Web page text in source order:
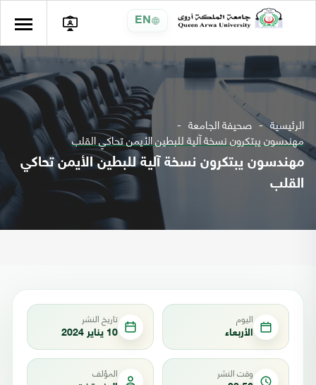
EN
الرئيسية صحيفة الجامعة
مهندسون يبتكرون نسخة آلية للبطين الأيمن تحاكي القلب
مهندسون يبتكرون نسخة آلية للبطين الأيمن تحاكي
القلب
اليوم
الأربعاء
تاريخ النشر
10 يناير 2024
وقت النشر المؤلف